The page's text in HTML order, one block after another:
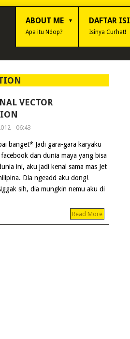
ABOUT ME
Apa itu Ndop?
DAFTAR ISI
Isinya Curhat!
VECTOR
- 06:43
banget* Jadi gara-gara karyaku
dan dunia maya yang bisa
ini, aku jadi kenal sama mas Jet
Dia ngeadd aku dong!
sih, dia mungkin nemu aku di
Read More